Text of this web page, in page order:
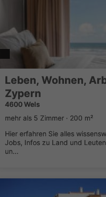
Leben, Wohnen,
Zypern
4600 Wels
mehr als 5 Zimmer · 200 m²
Hier erfahren Sie alles
Jobs, Infos zu Land und
un...